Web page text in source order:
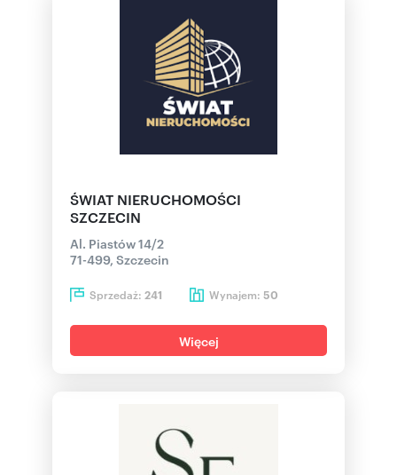
ŚWIAT NIERUCHOMOŚCI
SZCZECIN
Al. Piastów 14/2
71-499, Szczecin
Sprzedaż: 241 Wynajem: 50
Więcej